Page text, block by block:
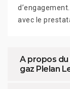
avec le
A propos
gaz Plelan